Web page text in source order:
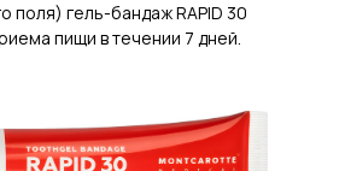
поля) гель-бандаж RAPID 30
пищи в течении 7 дней.